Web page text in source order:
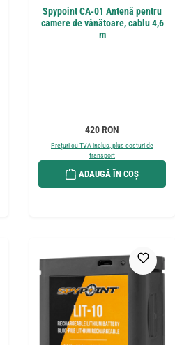
Spypoint CA-01 Antenă pentru
camere de vânătoare, cablu 4,6
m
Preț obișnuit:
420 RON
Prețuri cu TVA inclus, plus costuri de
transport
ADAUGĂ ÎN COȘ